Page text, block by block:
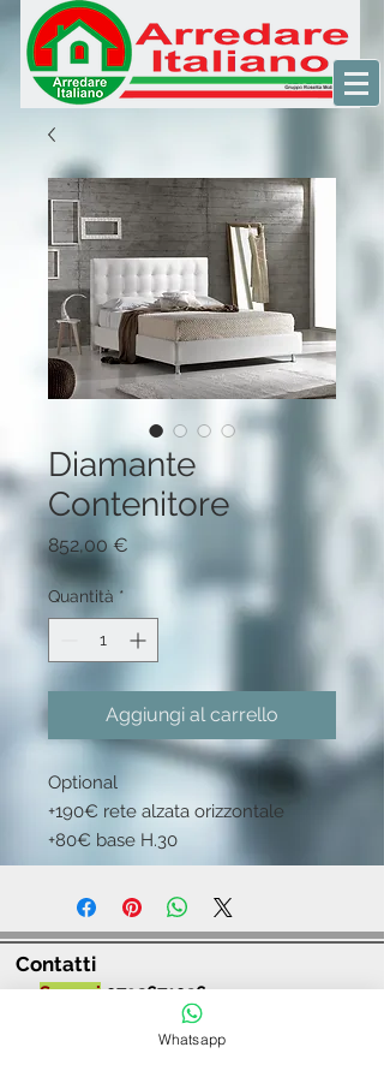
Diamante
Contenitore
852,00 €
Quantità *
Aggiungi al carrello
Optional
+190€ rete alzata orizzontale
+80€ base H.30
Contatti
Sassari 0792671036
0794125234
arredareitaliano@gmail.com
Whatsapp